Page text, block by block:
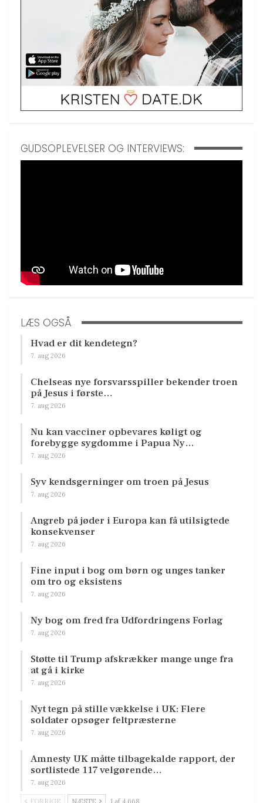
GUDSOPLEVELSER OG INTERVIEWS:
LÆS OGSÅ
Hvad er dit kendetegn?
7. aug 2026
Chelseas nye forsvarsspiller bekender troen
på Jesus i første…
7. aug 2026
Nu kan vacciner opbevares køligt og
forebygge sygdomme i Papua Ny…
7. aug 2026
Syv kendsgerninger om troen på Jesus
7. aug 2026
Angreb på jøder i Europa kan få utilsigtede
konsekvenser
7. aug 2026
Fine input i bog om børn og unges tanker
om tro og eksistens
7. aug 2026
Ny bog om fred fra Udfordringens Forlag
7. aug 2026
Støtte til Trump afskrækker mange unge fra
at gå i kirke
7. aug 2026
Nyt tegn på stille vækkelse i UK: Flere
soldater opsøger feltpræsterne
7. aug 2026
Amnesty UK måtte tilbagekalde rapport, der
sortlistede 117 velgørende…
7. aug 2026